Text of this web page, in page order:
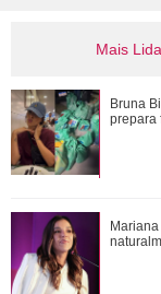
Mais
super
Bruna
prepara